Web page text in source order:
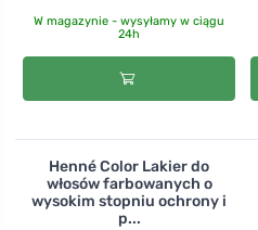
W magazynie - wysyłamy w ciągu
24h
Henné Color Lakier do
włosów farbowanych o
wysokim stopniu ochrony i
p...